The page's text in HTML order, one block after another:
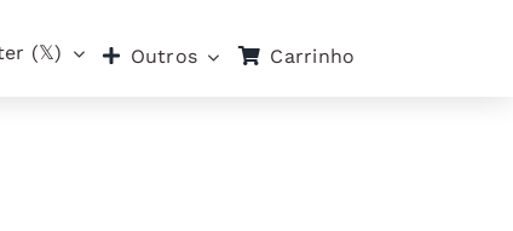
(𝕏) Outros Carrinho